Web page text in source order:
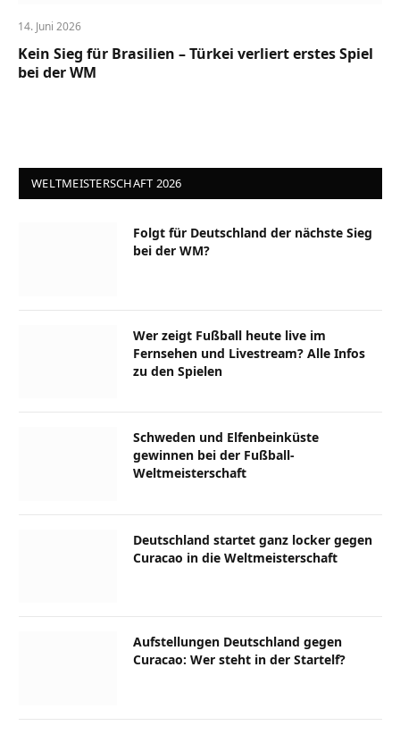
14. Juni 2026
Kein Sieg für Brasilien – Türkei verliert erstes Spiel
bei der WM
WELTMEISTERSCHAFT 2026
Folgt für Deutschland der nächste Sieg
bei der WM?
Wer zeigt Fußball heute live im
Fernsehen und Livestream? Alle Infos
zu den Spielen
Schweden und Elfenbeinküste
gewinnen bei der Fußball-
Weltmeisterschaft
Deutschland startet ganz locker gegen
Curacao in die Weltmeisterschaft
Aufstellungen Deutschland gegen
Curacao: Wer steht in der Startelf?